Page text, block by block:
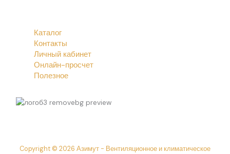
Каталог
Контакты
Личный кабинет
Онлайн-просчет
Полезное
Copyright © 2026 Азимут - Вентиляционное и климатическое